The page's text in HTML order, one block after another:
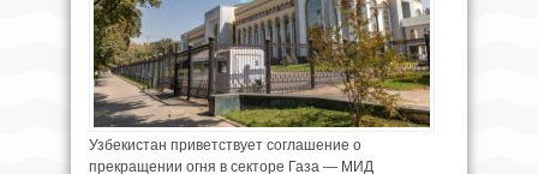
Узбекистан приветствует соглашение о
прекращении огня в секторе Газа — МИД